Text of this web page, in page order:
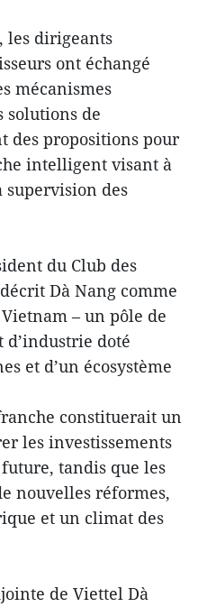
les dirigeants
ont échangé
mécanismes
solutions de
des propositions pour
intelligent visant à
des
du Club des
Dà Nang comme
– un pôle de
d’industrie doté
et d’un écosystème
constituerait un
les investissements
tandis que les
nouvelles réformes,
et un climat des
de Viettel Dà